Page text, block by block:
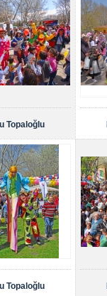
Topaloğlu
Topaloğlu